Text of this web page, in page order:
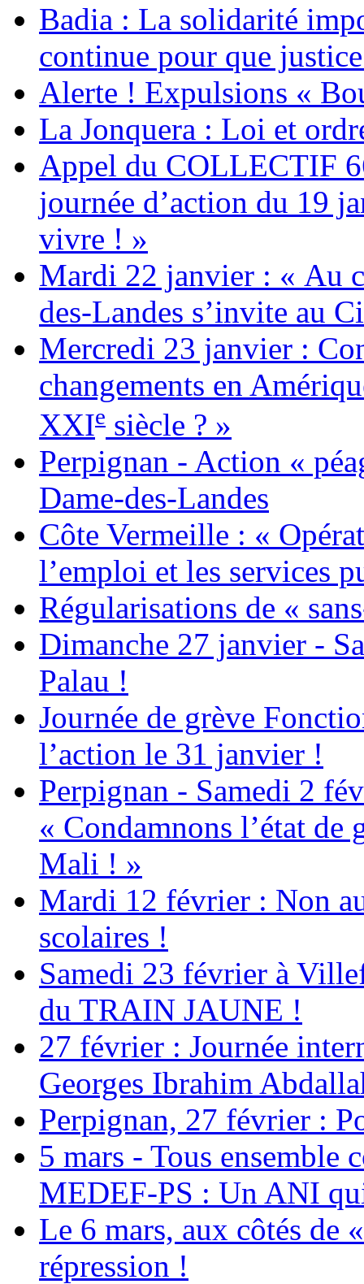
Badia : La solidarité
continue pour que
Alerte ! Expulsions «
La Jonquera : Loi et
Appel du COLLECTIF
journée d’action du 19
vivre ! »
Mardi 22 janvier : « Au
des-Landes s’invite au
Mercredi 23 janvier :
changements en
XXIe siècle ? »
Perpignan - Action «
Dame-des-Landes
Côte Vermeille : «
l’emploi et les services
Régularisations de «
Dimanche 27 janvier -
Palau !
Journée de grève
l’action le 31 janvier !
Perpignan - Samedi 2
« Condamnons l’état de
Mali ! »
Mardi 12 février : Non
scolaires !
Samedi 23 février à
du TRAIN JAUNE !
27 février : Journée
Georges Ibrahim
Perpignan, 27 février :
5 mars - Tous ensemble
MEDEF-PS : Un ANI
Le 6 mars, aux côtés de
répression !